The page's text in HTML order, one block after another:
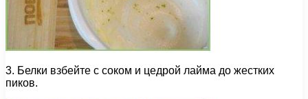
3. Белки взбейте с соком и цедрой лайма до жестких
пиков.